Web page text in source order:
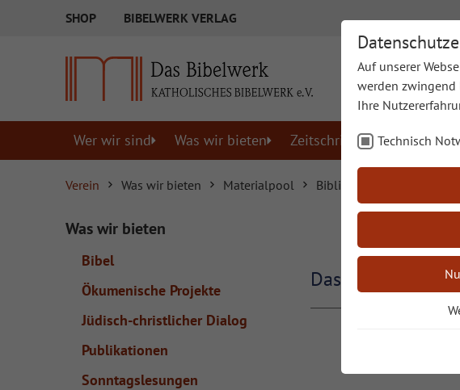
Auf unserer
werden zwingend
Ihre
Technisch
SHOP BIBELWERK VERLAG
Wer wir sind Was wir bieten Zeitschriften
Verein Was wir bieten Materialpool Biblische Bücher
Was wir bieten
Bibel
Ökumenische Projekte
Jüdisch-christlicher Dialog
Publikationen
Sonntagslesungen
Das Buch Baruch